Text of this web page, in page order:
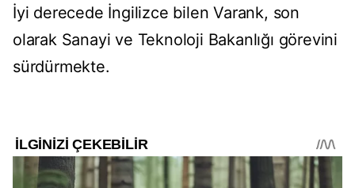
İyi derecede İngilizce bilen Varank, son
olarak Sanayi ve Teknoloji Bakanlığı görevini
sürdürmekte.